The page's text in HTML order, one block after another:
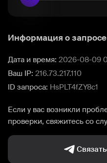
Информация о запросе
Дата и время: 2026-08-09
Ваш IP: 216.73.217.110
ID запроса: HsPLT4fZY8c1
Если у вас возникли
проверки, свяжитесь со